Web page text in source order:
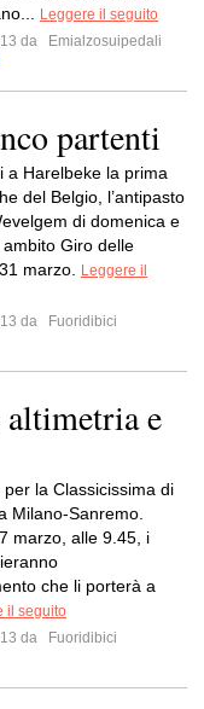
Leggere il seguito
da
Emialzosuipedali
partenti
a Harelbeke la prima
del Belgio, l’antipasto
di domenica e
ambito Giro delle
marzo.
Leggere il
da
Fuoridibici
e
la Classicissima di
Milano-Sanremo.
marzo, alle 9.45, i
che li porterà a
il seguito
da
Fuoridibici